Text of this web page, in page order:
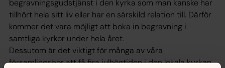
begravningsgudstjänst i den kyrka som man kanske har
tillhört hela sitt liv eller har en särskild relation till. Därför
kommer det vara möjligt att boka in begravning i
samtliga kyrkor under hela året.
Dessutom är det viktigt för många av våra
församlingsbor att få fira julhögtiden i den lokala kyrkan